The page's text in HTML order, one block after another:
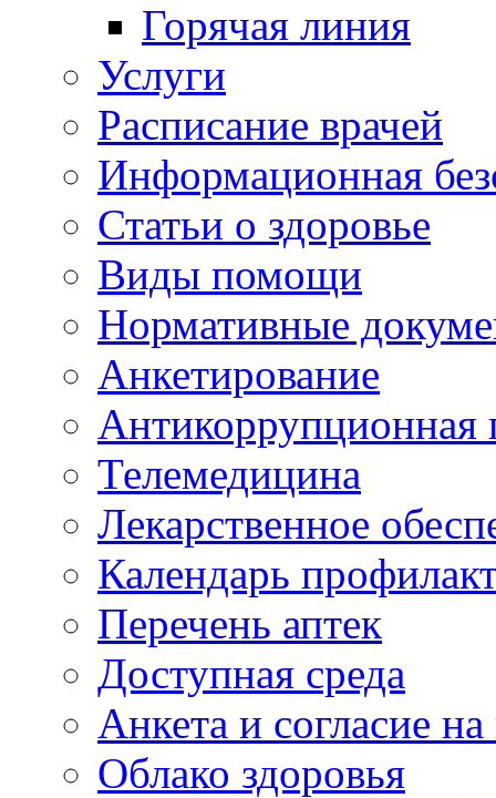
Горячая линия
Услуги
Расписание врачей
Информационная
Статьи о здоровье
Виды помощи
Нормативные
Анкетирование
Антикоррупционная
Телемедицина
Лекарственное
Календарь
Перечень аптек
Доступная среда
Анкета и согласие
Облако здоровья